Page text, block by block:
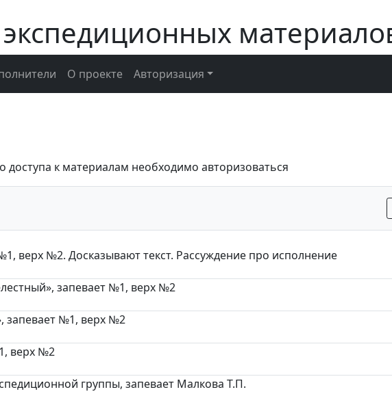
О проекте Авторизация
доступа к материалам необходимо авторизоваться
верх №2. Досказывают текст. Рассуждение про исполнение
запевает №1, верх №2
запевает №1, верх №2
верх №2
группы, запевает Малкова Т.П.